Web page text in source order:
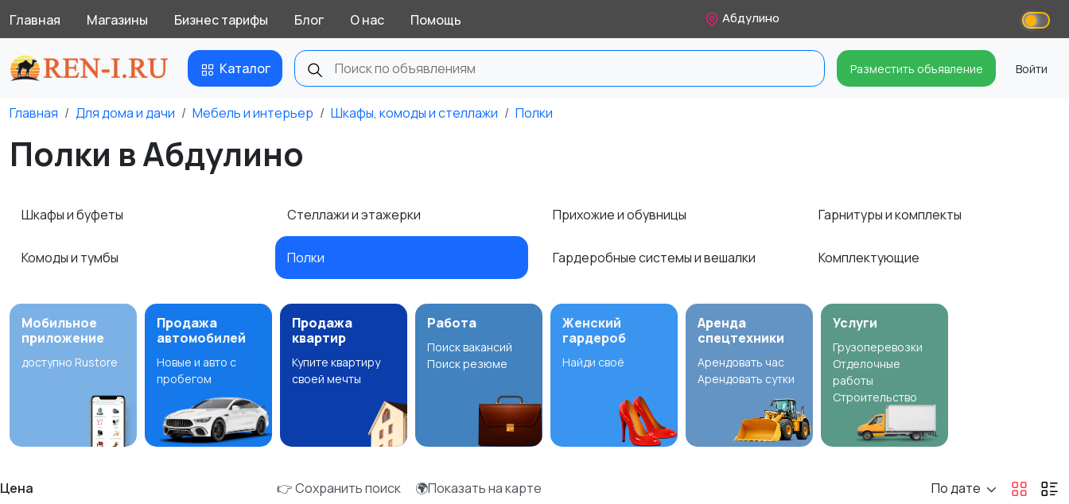
Главная Магазины Бизнес тарифы Блог О нас Помощь Абдулино
Каталог Разместить объявление Войти
Главная Для дома и дачи Мебель и интерьер Шкафы, комоды и стеллажи Полки
Полки в Абдулино
Шкафы и буфеты
Комоды и тумбы
Стеллажи и этажерки
Полки
Прихожие и обувницы
Гардеробные системы и вешалки
Гарнитуры и комплекты
Комплектующие
Мобильное
приложение
доступно Rustore
Продажа
автомобилей
Новые и авто с
пробегом
Продажа
квартир
Купите квартиру
своей мечты
Работа
Поиск вакансий
Поиск резюме
Женский
гардероб
Найди своё
Аренда
спецтехники
Арендовать час
Арендовать сутки
Услуги
Грузоперевозки
Отделочные
работы
Строительство
Цена 👉 Сохранить поиск 🌍Показать на карте По дате